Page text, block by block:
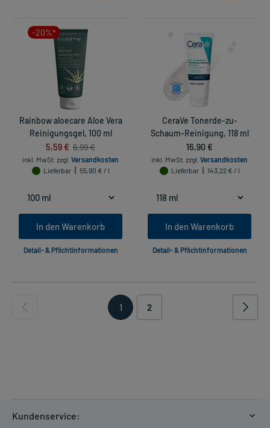
-20%*
Rainbow aloecare Aloe Vera
Reinigungsgel, 100 ml
5,59 € 6,99 €
inkl. MwSt. zzgl. Versandkosten
Lieferbar
55,90 € / l
In den Warenkorb
Detail- & Pflichtinformationen
CeraVe Tonerde-zu-
Schaum-Reinigung, 118 ml
16,90 €
inkl. MwSt. zzgl. Versandkosten
Lieferbar
143,22 € / l
In den Warenkorb
Detail- & Pflichtinformationen
1 2
Kundenservice: